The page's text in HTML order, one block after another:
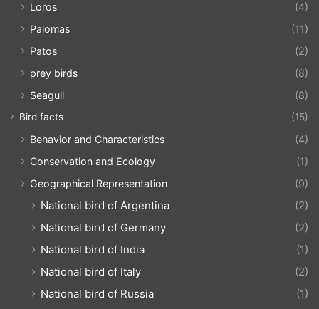
Loros
(4)
Palomas
(11)
Patos
(2)
prey birds
(8)
Seagull
(8)
Bird facts (15)
Behavior and Characteristics
(4)
Conservation and Ecology
(1)
Geographical Representation
(9)
National bird of Argentina
(2)
National bird of Germany
(2)
National bird of India
(1)
National bird of Italy
(2)
National bird of Russia
(1)